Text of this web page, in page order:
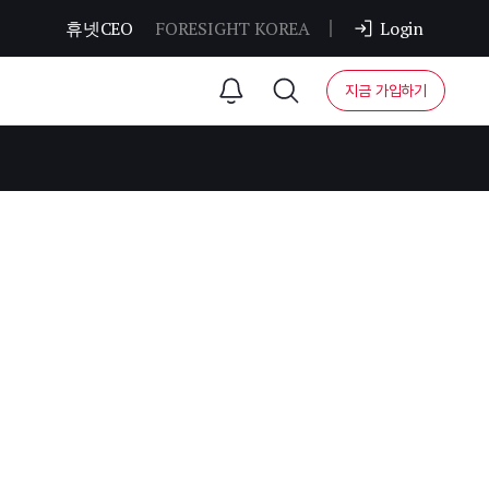
휴넷CEO FORESIGHT KOREA Login
지금 가입하기